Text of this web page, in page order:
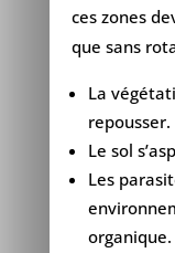
ces zones
que sans
La
repousser.
Le sol
Les
organique.